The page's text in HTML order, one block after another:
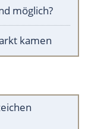
möglich?
kamen